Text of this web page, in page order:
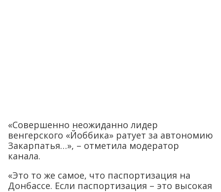
«Совершенно неожиданно лидер
венгерского «Йоббика» ратует за автономию
Закарпатья…», – отметила модератор
канала.
«Это то же самое, что паспортизация на
Донбассе. Если паспортизация – это высокая